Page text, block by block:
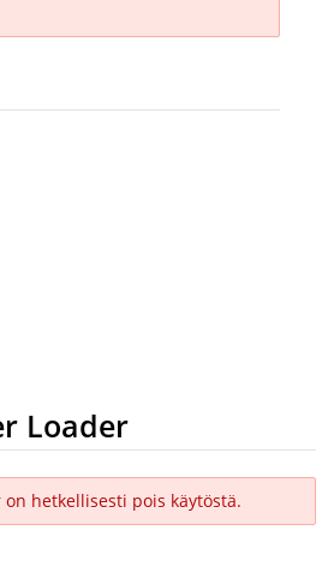
Loader
on hetkellisesti pois käytöstä.